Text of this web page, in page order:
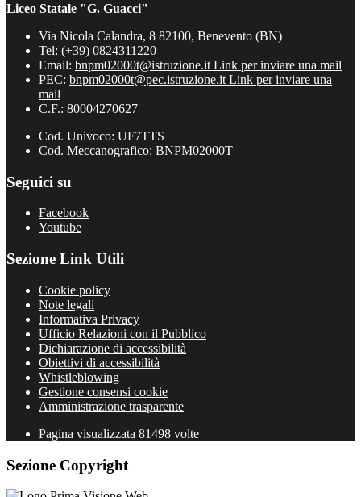
Liceo Statale "G. Guacci"
Via Nicola Calandra, 8 82100, Benevento (BN)
Tel: (+39) 0824311220
Email: bnpm02000t@istruzione.it Link per inviare una mail
PEC: bnpm02000t@pec.istruzione.it Link per inviare una
mail
C.F.: 80004270627
Cod. Univoco: UF7TTS
Cod. Meccanografico: BNPM02000T
Seguici su
Facebook
Youtube
Sezione Link Utili
Cookie policy
Note legali
Informativa Privacy
Ufficio Relazioni con il Pubblico
Dichiarazione di accessibilità
Obiettivi di accessibilità
Whistleblowing
Gestione consensi cookie
Amministrazione trasparente
Pagina visualizzata 81498 volte
Sezione Copyright